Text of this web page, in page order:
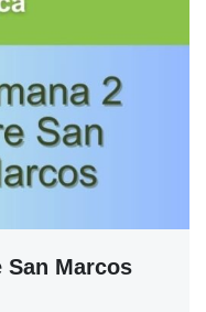
San Marcos